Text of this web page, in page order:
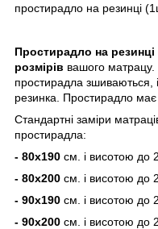
простирадло на резинці
Простирадло на резинці
розмірів вашого матрацу.
простирадла зшиваються,
резинка. Простирадло має
Стандартні заміри
простирадла:
- 80х190 см. і висотою до
- 80х200 см. і висотою до
- 90х190 см. і висотою до
- 90х200 см. і висотою до